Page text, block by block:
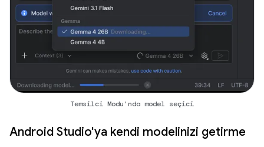
Temsilci Modu'nda model seçici
Android Studio'ya kendi modelinizi getirme